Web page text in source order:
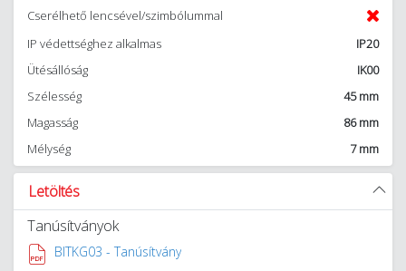
Cserélhető lencsével/szimbólummal
IP védettséghez alkalmas
IP20
Ütésállóság
IK00
Szélesség
45 mm
Magasság
86 mm
Mélység
7 mm
Letöltés
Tanúsítványok
BITKG03 - Tanúsítvány